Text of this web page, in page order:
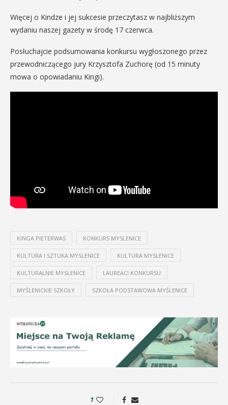
Więcej o Kindze i jej sukcesie przeczytasz w najbliższym
wydaniu naszej gazety w środę 17 czerwca.
Posłuchajcie podsumowania konkursu wygłoszonego przez
przewodniczącego jury Krzysztofa Zuchorę (od 15 minuty
mowa o opowiadaniu Kingi).
KINGA PIETERWAS KONKURS MYSLENICE
KULTURA I SZTUKA MYSLENICE KULTURA MYSLENICE
KULTURALNIE MYSLENICE LAUREACI KONKURSU
MYŚLENICKIE SZKOŁY SZKOŁA PODSTAWOWA MYŚLENICE
1